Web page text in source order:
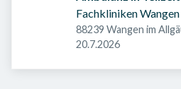
Fachkliniken Wangen
88239 Wangen im
Veröffentlicht am
20.7.2026